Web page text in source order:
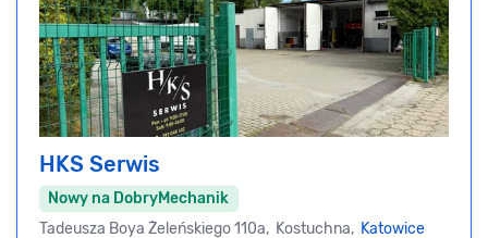
HKS Serwis
Nowy na DobryMechanik
Tadeusza Boya Żeleńskiego 110a, Kostuchna, Katowice